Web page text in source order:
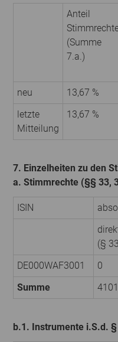
Anteil
(Summe
7.a.)
neu 13,67 %
letzte
Mitteilung
13,67 %
7. Einzelheiten zu den
a. Stimmrechte (§§ 33,
ISIN
(§
DE000WAF3001
0
Summe
b.1. Instrumente i.S.d.